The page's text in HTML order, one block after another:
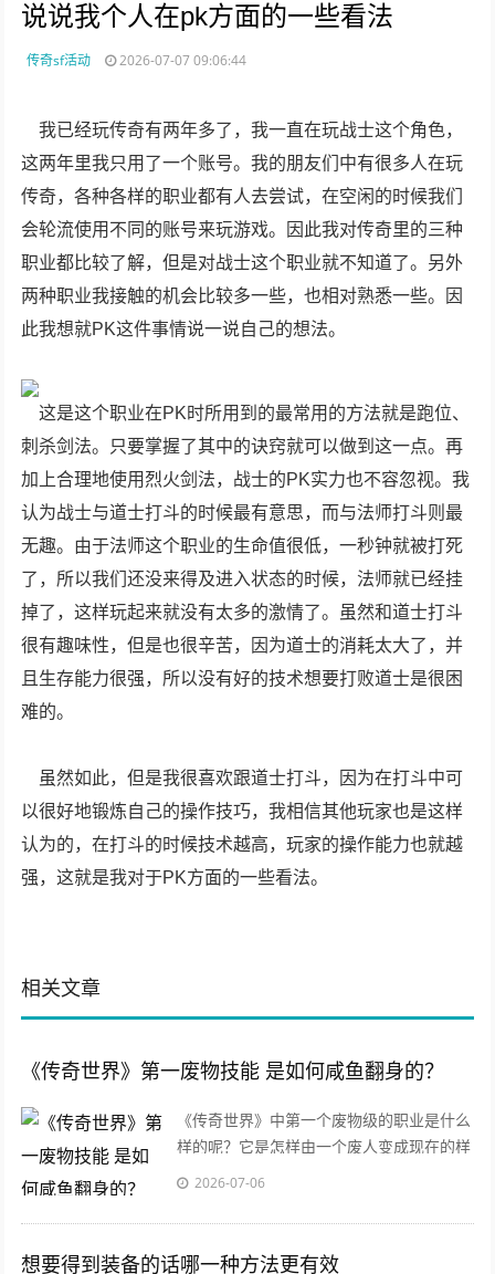
说说我个人在pk方面的一些看法
传奇sf活动 2026-07-07 09:06:44
我已经玩传奇有两年多了，我一直在玩战士这个角色，
这两年里我只用了一个账号。我的朋友们中有很多人在玩
传奇，各种各样的职业都有人去尝试，在空闲的时候我们
会轮流使用不同的账号来玩游戏。因此我对传奇里的三种
职业都比较了解，但是对战士这个职业就不知道了。另外
两种职业我接触的机会比较多一些，也相对熟悉一些。因
此我想就PK这件事情说一说自己的想法。
这是这个职业在PK时所用到的最常用的方法就是跑位、
刺杀剑法。只要掌握了其中的诀窍就可以做到这一点。再
加上合理地使用烈火剑法，战士的PK实力也不容忽视。我
认为战士与道士打斗的时候最有意思，而与法师打斗则最
无趣。由于法师这个职业的生命值很低，一秒钟就被打死
了，所以我们还没来得及进入状态的时候，法师就已经挂
掉了，这样玩起来就没有太多的激情了。虽然和道士打斗
很有趣味性，但是也很辛苦，因为道士的消耗太大了，并
且生存能力很强，所以没有好的技术想要打败道士是很困
难的。
虽然如此，但是我很喜欢跟道士打斗，因为在打斗中可
以很好地锻炼自己的操作技巧，我相信其他玩家也是这样
认为的，在打斗的时候技术越高，玩家的操作能力也就越
强，这就是我对于PK方面的一些看法。
相关文章
《传奇世界》第一废物技能 是如何咸鱼翻身的？
《传奇世界》中第一个废物级的职业是什么
样的呢？它是怎样由一个废人变成现在的样
子的呢？
2026-07-06
想要得到装备的话哪一种方法更有效